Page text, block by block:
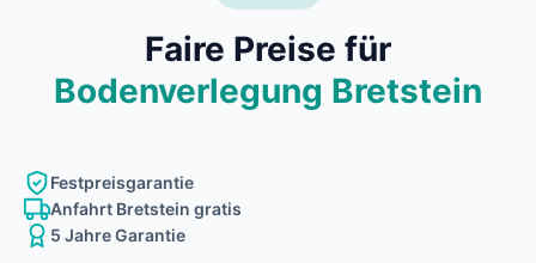
Faire Preise für
Bodenverlegung Bretstein
Festpreisgarantie
Anfahrt Bretstein gratis
5 Jahre Garantie